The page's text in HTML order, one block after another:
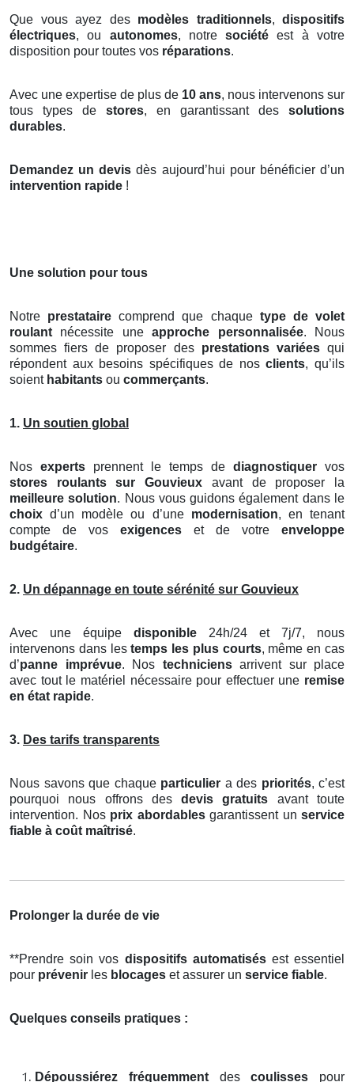
Que vous ayez des modèles traditionnels, dispositifs
électriques, ou autonomes, notresociété est à votre
disposition pour toutes vos réparations.
Avec une expertise de plus de 10 ans, nous intervenons sur
tous types de stores, en garantissant des solutions
durables.
Demandez un devis dès aujourd’hui pour bénéficier d’un
intervention rapide !
Une solution pour tous
Notre prestataire comprend que chaque type de volet
roulant nécessite uneapproche personnalisée. Nous
sommes fiers de proposer des prestations variéesqui
répondent aux besoins spécifiques de nosclients, qu’ils
soient habitants ou commerçants.
1. Un soutien global
Nos experts prennent le temps de diagnostiquer vos
stores roulants
sur Gouvieux avant de proposer la
meilleure solution. Nous vous guidons également dans le
choix d’un modèle ou d’une modernisation, en tenant
compte de vos exigences et de votre enveloppe
budgétaire.
2. Un dépannage en toute sérénité sur Gouvieux
Avec une équipe disponible 24h/24 et 7j/7, nous
intervenons dans lestemps les plus courts, même en cas
d’panne imprévue. Nos techniciensarrivent sur place
avec tout le matériel nécessaire pour effectuer une remise
en état rapide.
3. Des tarifs transparents
Nous savons que chaque particulier a des priorités, c’est
pourquoi nous offrons desdevis gratuits avant toute
intervention. Nos prix abordablesgarantissent un service
fiable à coût maîtrisé.
Prolonger la durée de vie
**Prendre soin vos dispositifs automatisésest essentiel
pour prévenir les blocages et assurer un service fiable.
Quelques conseils pratiques :
Dépoussiérez fréquemmentdescoulisses pour